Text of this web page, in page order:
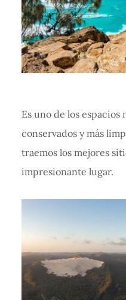
Es uno de los espacios
conservados y más
traemos los mejores
impresionante lugar.